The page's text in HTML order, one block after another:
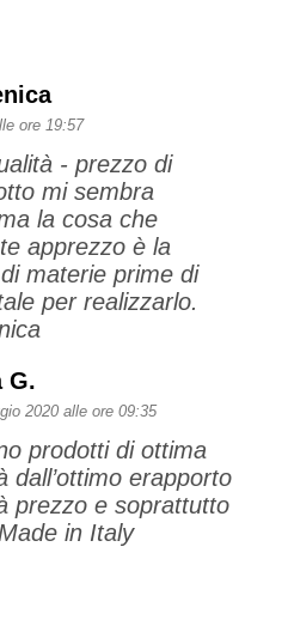
ore 19:57
- prezzo di
mi sembra
la cosa che
apprezzo è la
materie prime di
per realizzarlo.
G.
2020 alle ore 09:35
prodotti di ottima
dall’ottimo erapporto
prezzo e soprattutto
in Italy